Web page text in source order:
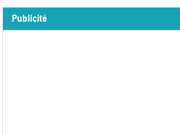
Publicité